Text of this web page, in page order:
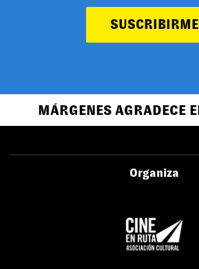
SUSCRIBIRME
MÁRGENES AGRADECE
Organiza